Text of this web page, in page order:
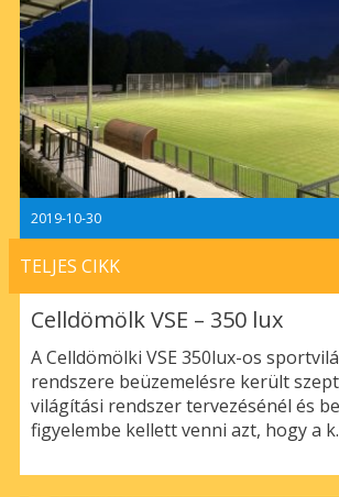
2019-10-30
TELJES CIKK
Celldömölk VSE – 350 lux
A Celldömölki VSE 350lux-os
rendszere beüzemelésre került
világítási rendszer tervezésénél és
figyelembe kellett venni azt, hogy a